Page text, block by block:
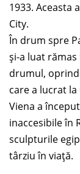
1933. Aceasta
City.
În drum spre
și-a luat
drumul,
care a lucrat
Viena a
inaccesibile în
sculpturile
târziu în viață.